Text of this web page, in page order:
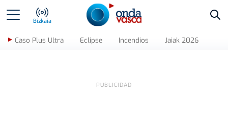
Bizkaia
Caso Plus Ultra Eclipse Incendios Jaiak 2026